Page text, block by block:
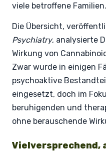
viele betroffene Familien.
Die Übersicht,
Psychiatry, analysierte
Wirkung von
Zwar wurde in einigen
psychoaktive
eingesetzt, doch im
beruhigenden und
ohne berauschende
Vielversprechend,